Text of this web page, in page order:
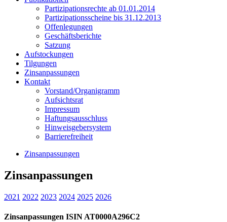
Partizipationsrechte ab 01.01.2014
Partizipationsscheine bis 31.12.2013
Offenlegungen
Geschäftsberichte
Satzung
Aufstockungen
Tilgungen
Zinsanpassungen
Kontakt
Vorstand/Organigramm
Aufsichtsrat
Impressum
Haftungsausschluss
Hinweisgebersystem
Barrierefreiheit
Zinsanpassungen
Zinsanpassungen
2021 2022 2023 2024 2025 2026
Zinsanpassungen ISIN AT0000A296C2